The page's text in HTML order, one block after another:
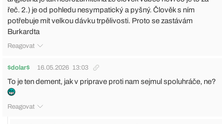
řeč. 2.) je od pohledu nesympatický a pyšný. Člověk s ním
potřebuje mít velkou dávku trpělivosti. Proto se zastávám
Burkardta
Reagovat
$dolar$ 16.05.2026 13:03
To je ten dement, jak v priprave proti nam sejmul spoluhráče, ne?
Reagovat